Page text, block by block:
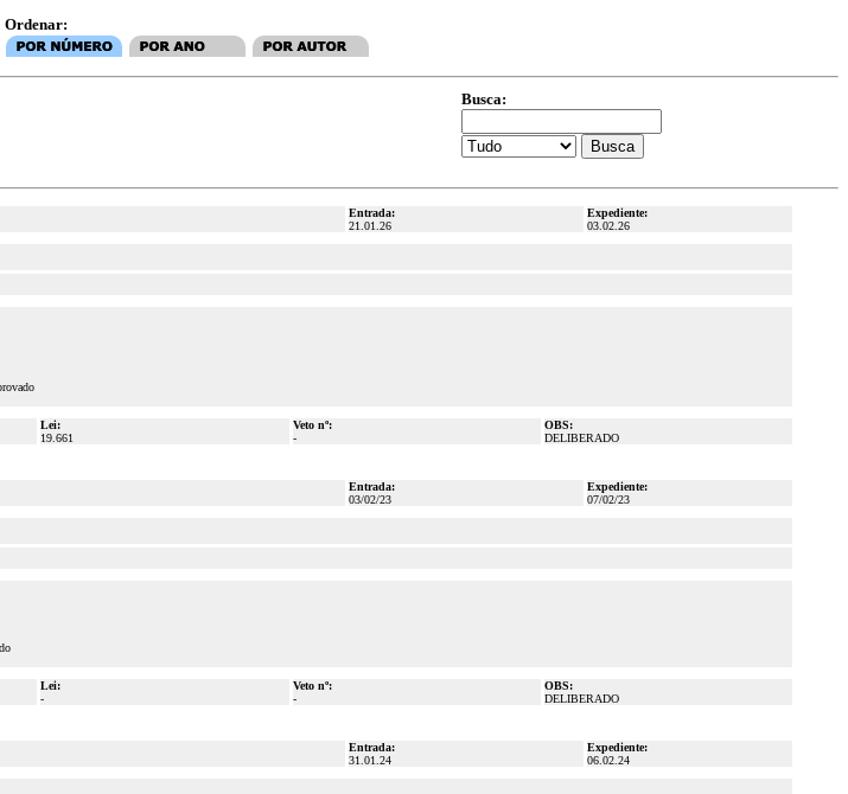
Ordenar:
Busca:
Entrada:
21.01.26
Expediente:
03.02.26
Lei:
19.661
Veto nº:
-
OBS:
DELIBERADO
Entrada:
03/02/23
Expediente:
07/02/23
Lei:
-
Veto nº:
-
OBS:
DELIBERADO
Entrada:
31.01.24
Expediente:
06.02.24